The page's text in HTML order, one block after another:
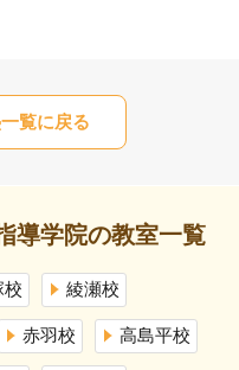
覧に戻る
導学院の教室一覧
校 綾瀬校
赤羽校 高島平校